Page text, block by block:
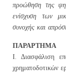
προώθηση της
ενίσχυση των
συνοχής και
ΠΑΡΑΡΤΗΜΑ
Ι. Διασφάλιση
χρηματοδοτικών